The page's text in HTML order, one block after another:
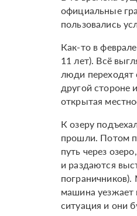
официальные
пользовались
Как-то в
11 лет). Всё
люди переходят
другой стороне
открытая
К озеру
прошли. Потом
путь через
и раздаются
машина уезжает
ситуация и они